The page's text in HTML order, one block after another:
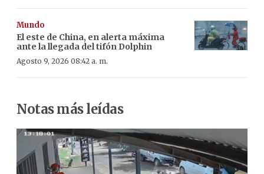
Mundo
El este de China, en alerta máxima
ante la llegada del tifón Dolphin
Agosto 9, 2026 08:42 a. m.
Notas más leídas